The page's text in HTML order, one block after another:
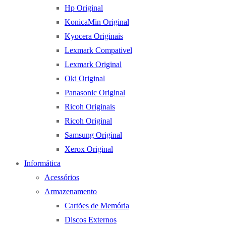
Hp Original
KonicaMin Original
Kyocera Originais
Lexmark Compativel
Lexmark Original
Oki Original
Panasonic Original
Ricoh Originais
Ricoh Original
Samsung Original
Xerox Original
Informática
Acessórios
Armazenamento
Cartões de Memória
Discos Externos